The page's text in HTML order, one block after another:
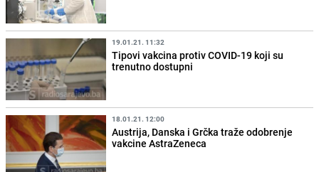
19.01.21. 11:32
Tipovi vakcina protiv COVID-19 koji su
trenutno dostupni
18.01.21. 12:00
Austrija, Danska i Grčka traže odobrenje
vakcine AstraZeneca